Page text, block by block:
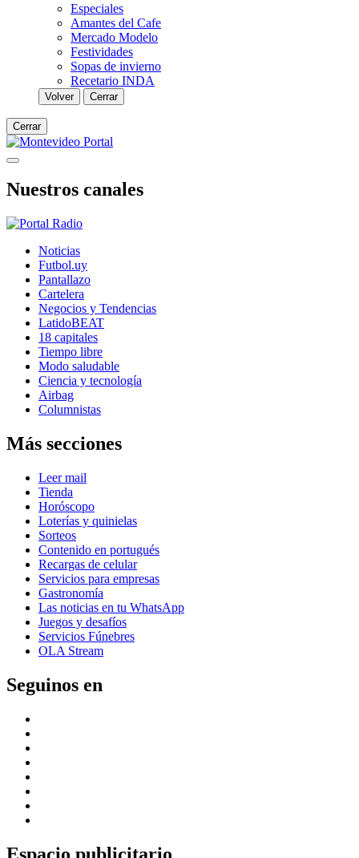
Especiales
Amantes del Cafe
Mercado Modelo
Festividades
Sopas de invierno
Recetario INDA
Volver Cerrar
Cerrar
Nuestros canales
Noticias
Futbol.uy
Pantallazo
Cartelera
Negocios y Tendencias
LatidoBEAT
18 capitales
Tiempo libre
Modo saludable
Ciencia y tecnología
Airbag
Columnistas
Más secciones
Leer mail
Tienda
Horóscopo
Loterías y quinielas
Sorteos
Contenido en portugués
Recargas de celular
Servicios para empresas
Gastronomía
Las noticias en tu WhatsApp
Juegos y desafíos
Servicios Fúnebres
OLA Stream
Seguinos en